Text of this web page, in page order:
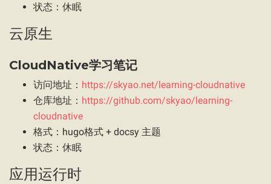
状态：休眠
云原生
CloudNative学习笔记
访问地址： https://skyao.net/learning-cloudnative
仓库地址： https://github.com/skyao/learning-
cloudnative
格式：hugo格式 + docsy 主题
状态：休眠
应用运行时